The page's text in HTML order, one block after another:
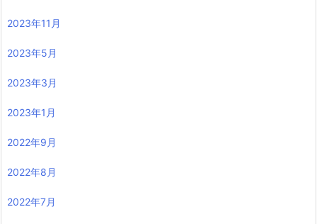
2023年11月
2023年5月
2023年3月
2023年1月
2022年9月
2022年8月
2022年7月